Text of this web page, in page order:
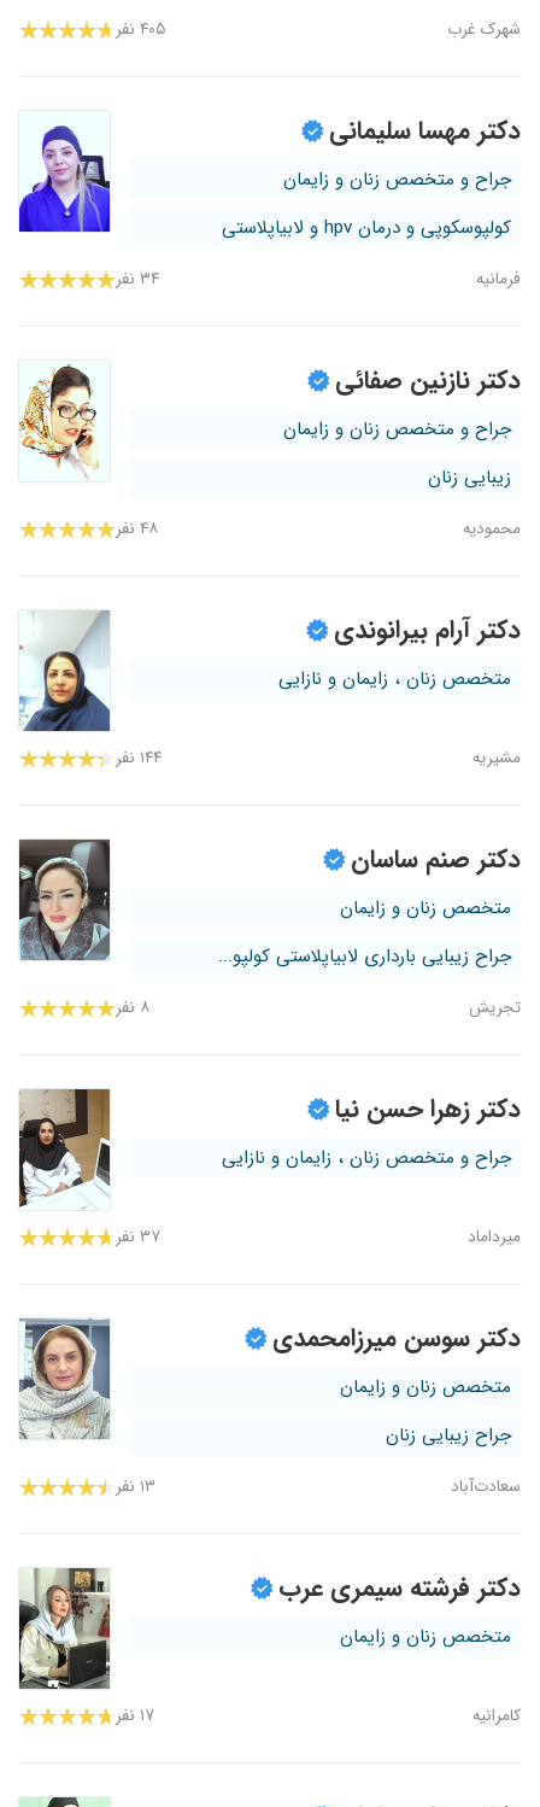
شهرک غرب ۴۰۵ نفر
دکتر مهسا سلیمانی
جراح و متخصص زنان و زایمان
کولپوسکوپی و درمان hpv و لابیاپلاستی
فرمانیه ۳۴ نفر
دکتر نازنین صفائی
جراح و متخصص زنان و زایمان
زیبایی زنان
محمودیه ۴۸ نفر
دکتر آرام بیرانوندی
متخصص زنان ، زایمان و نازایی
مشیریه ۱۴۴ نفر
دکتر صنم ساسان
متخصص زنان و زایمان
جراح زیبایی بارداری لابیاپلاستی کولپو...
تجریش ۸ نفر
دکتر زهرا حسن نیا
جراح و متخصص زنان ، زایمان و نازایی
میرداماد ۳۷ نفر
دکتر سوسن میرزامحمدی
متخصص زنان و زایمان
جراح زیبایی زنان
سعادت‌آباد ۱۳ نفر
دکتر فرشته سیمری عرب
متخصص زنان و زایمان
کامرانیه ۱۷ نفر